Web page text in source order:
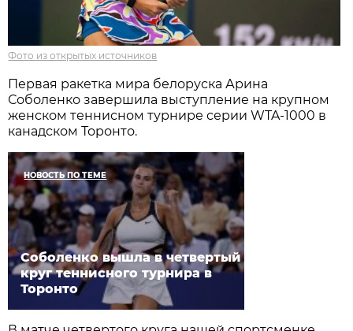
Фото из открытых источников
Первая ракетка мира белоруска Арина
Соболенко завершила выступление на крупном
женском теннисном турнире серии WTA-1000 в
канадском Торонто.
НОВОСТЬ ПО ТЕМЕ
Соболенко вышла в четвертый
круг теннисного турнира в
Торонто